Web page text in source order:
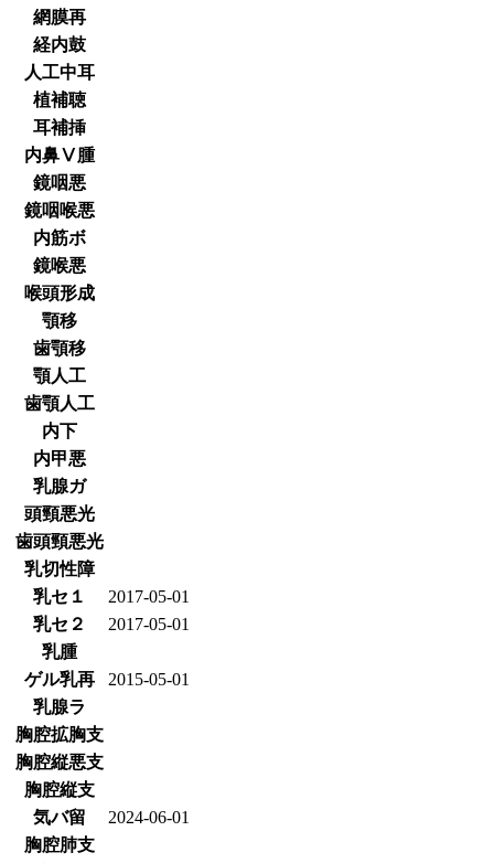
網膜再
経内鼓
人工中耳
植補聴
耳補挿
内鼻Ⅴ腫
鏡咽悪
鏡咽喉悪
内筋ボ
鏡喉悪
喉頭形成
顎移
歯顎移
顎人工
歯顎人工
内下
内甲悪
乳腺ガ
頭頸悪光
歯頭頸悪光
乳切性障
乳セ１
2017-05-01
乳セ２
2017-05-01
乳腫
ゲル乳再
2015-05-01
乳腺ラ
胸腔拡胸支
胸腔縦悪支
胸腔縦支
気バ留
2024-06-01
胸腔肺支